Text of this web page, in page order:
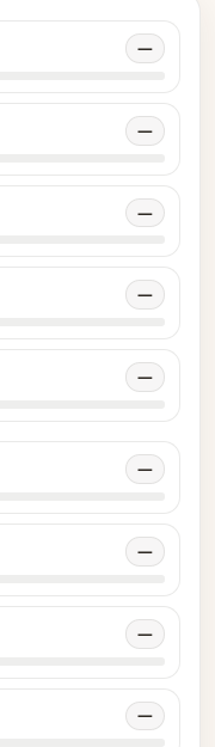
—
—
—
—
—
—
—
—
—